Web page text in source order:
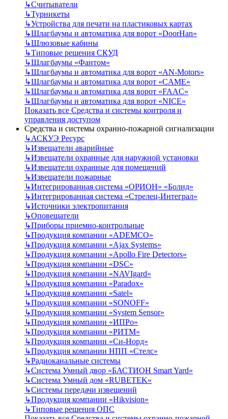
↳Считыватели
↳Турникеты
↳Устройства для печати на пластиковых картах
↳Шлагбаумы и автоматика для ворот «DoorHan»
↳Шлюзовые кабины
↳Типовые решения СКУД
↳Шлагбаумы «Фантом»
↳Шлагбаумы и автоматика для ворот «AN-Motors»
↳Шлагбаумы и автоматика для ворот «CAME»
↳Шлагбаумы и автоматика для ворот «FAAC»
↳Шлагбаумы и автоматика для ворот «NICE»
Показать все Средства и системы контроля и
управления доступом
Средства и системы охранно-пожарной сигнализации
↳АСКУЭ Ресурс
↳Извещатели аварийные
↳Извещатели охранные для наружной установки
↳Извещатели охранные для помещений
↳Извещатели пожарные
↳Интегрированная система «ОРИОН» «Болид»
↳Интегрированная система «Стрелец-Интеграл»
↳Источники электропитания
↳Оповещатели
↳Приборы приемно-контрольные
↳Продукция компании «ADEMCO»
↳Продукция компании «Ajax Systems»
↳Продукция компании «Apollo Fire Detectors»
↳Продукция компании «DSC»
↳Продукция компании «NAVIgard»
↳Продукция компании «Paradox»
↳Продукция компании «Satel»
↳Продукция компании «SONOFF»
↳Продукция компании «System Sensor»
↳Продукция компании «ИПРо»
↳Продукция компании «РИТМ»
↳Продукция компании «Си-Норд»
↳Продукция компании НПП «Стелс»
↳Радиоканальные системы
↳Система Умный двор «БАСТИОН Smart Yard»
↳Система Умный дом «RUBETEK»
↳Системы передачи извещений
↳Продукция компании «Hikvision»
↳Типовые решения ОПС